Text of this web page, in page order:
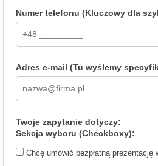
Numer telefonu (Kluczowy dla
Adres e-mail (Tu wyślemy
Twoje zapytanie dotyczy:
Sekcja wyboru (Checkboxy):
Chcę umówić bezpłatną prezentację